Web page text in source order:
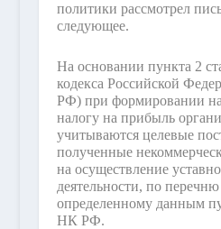
политики рассмотрел
следующее.
На основании пункта 2
кодекса Российской
РФ) при формировании
налогу на прибыль
учитываются целевые
полученные
на осуществление
деятельности, по
определенному данным
НК РФ.